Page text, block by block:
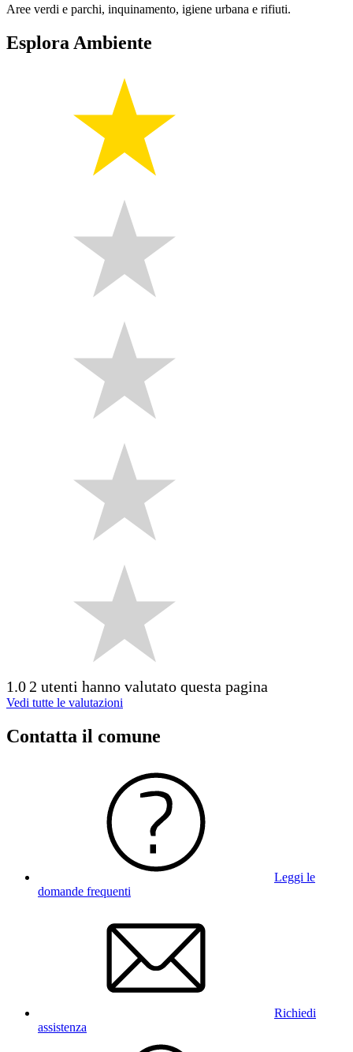
Aree verdi e parchi, inquinamento, igiene urbana e rifiuti.
Esplora Ambiente
1.0 2 utenti hanno valutato questa pagina
Vedi tutte le valutazioni
Contatta il comune
Leggi le
domande frequenti
Richiedi
assistenza